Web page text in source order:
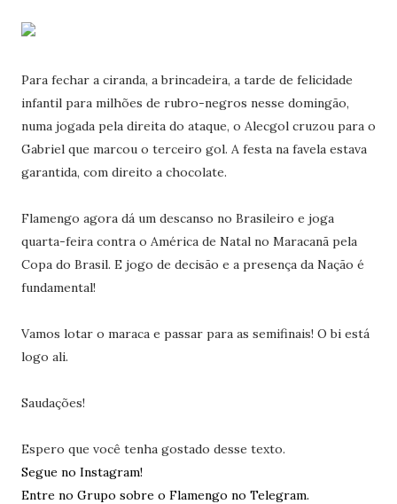
Para fechar a ciranda, a brincadeira, a tarde de felicidade
infantil para milhões de rubro-negros nesse domingão,
numa jogada pela direita do ataque, o Alecgol cruzou para o
Gabriel que marcou o terceiro gol. A festa na favela estava
garantida, com direito a chocolate.
Flamengo agora dá um descanso no Brasileiro e joga
quarta-feira contra o América de Natal no Maracanã pela
Copa do Brasil. E jogo de decisão e a presença da Nação é
fundamental!
Vamos lotar o maraca e passar para as semifinais! O bi está
logo ali.
Saudações!
Espero que você tenha gostado desse texto.
Segue no Instagram!
Entre no Grupo sobre o Flamengo no Telegram.